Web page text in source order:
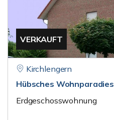
VERKAUFT
Kirchlengern
Hübsches Wohnparadies
Erdgeschosswohnung